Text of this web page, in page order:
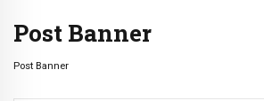
Post Banner
Post Banner